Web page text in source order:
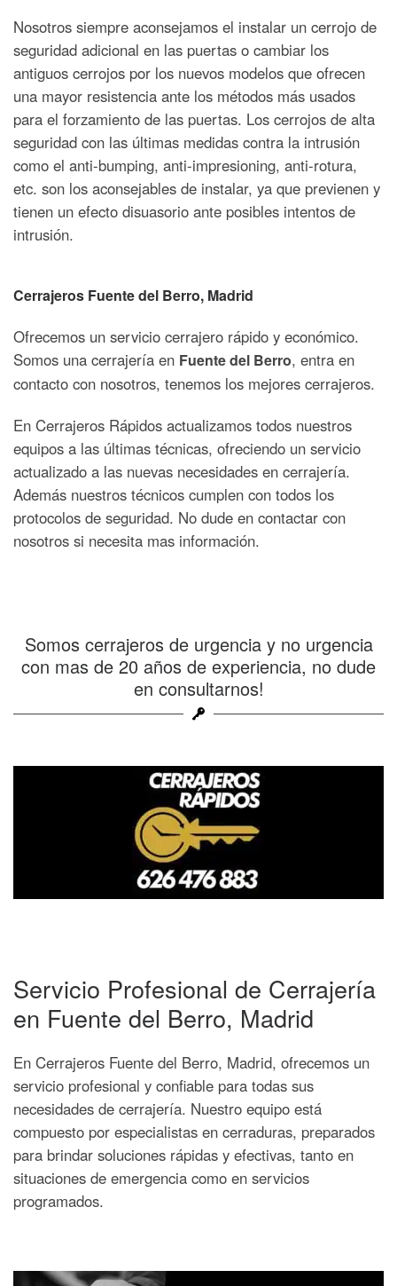
Nosotros siempre aconsejamos el instalar un cerrojo de
seguridad adicional en las puertas o cambiar los
antiguos cerrojos por los nuevos modelos que ofrecen
una mayor resistencia ante los métodos más usados
para el forzamiento de las puertas. Los cerrojos de alta
seguridad con las últimas medidas contra la intrusión
como el anti-bumping, anti-impresioning, anti-rotura,
etc. son los aconsejables de instalar, ya que previenen y
tienen un efecto disuasorio ante posibles intentos de
intrusión.
Cerrajeros Fuente del Berro, Madrid
Ofrecemos un servicio cerrajero rápido y económico.
Somos una cerrajería en Fuente del Berro, entra en
contacto con nosotros, tenemos los mejores cerrajeros.
En Cerrajeros Rápidos actualizamos todos nuestros
equipos a las últimas técnicas, ofreciendo un servicio
actualizado a las nuevas necesidades en cerrajería.
Además nuestros técnicos cumplen con todos los
protocolos de seguridad. No dude en contactar con
nosotros si necesita mas información.
Somos cerrajeros de urgencia y no urgencia
con mas de 20 años de experiencia, no dude
en consultarnos!
Servicio Profesional de Cerrajería
en Fuente del Berro, Madrid
En Cerrajeros Fuente del Berro, Madrid, ofrecemos un
servicio profesional y confiable para todas sus
necesidades de cerrajería. Nuestro equipo está
compuesto por especialistas en cerraduras, preparados
para brindar soluciones rápidas y efectivas, tanto en
situaciones de emergencia como en servicios
programados.